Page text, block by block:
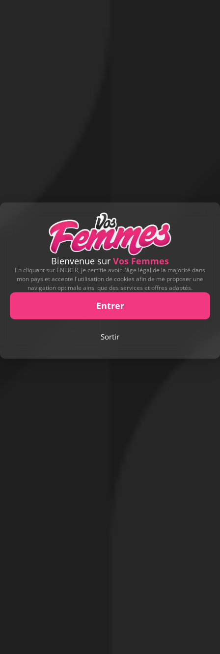
Bienvenue sur Vos Femmes
En cliquant sur ENTRER, je certifie avoir l'âge légal de la majorité dans
mon pays et accepte l'utilisation de cookies afin de me proposer une
navigation optimale ainsi que des services et offres adaptés.
Entrer
Sortir